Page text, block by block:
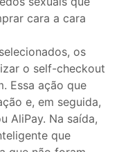
cara a cara
os
o self-checkout
Essa ação que
e, em seguida,
AliPay. Na saída,
que